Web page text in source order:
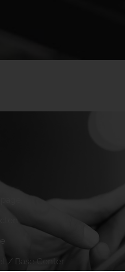
/ Base Center